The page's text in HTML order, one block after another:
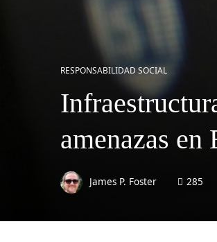
RESPONSABILIDAD SOCIAL
amenazas en
James P. Foster 285